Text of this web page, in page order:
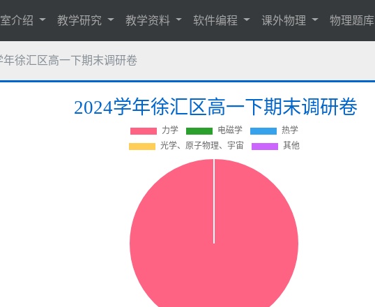
介绍 教学研究 教学资料 软件编程 课外物理 物理题库
年徐汇区高一下期末调研卷
2024学年徐汇区高一下期末调研卷